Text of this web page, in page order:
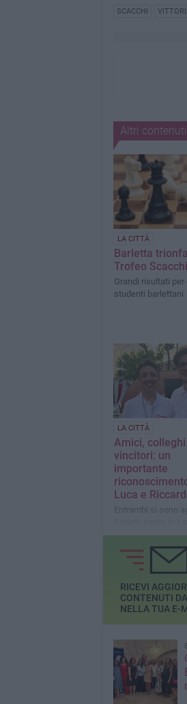
SCACCHI
Altri
LA CITTÀ
Barletta
Trofeo
Grandi risultati per
studenti barlettani
LA CITTÀ
Amici, colleghi
vincitori: un
importante
Luca e
Entrambi si sono
differenti
RICEVI
CONTENUTI
NELLA TUA E-